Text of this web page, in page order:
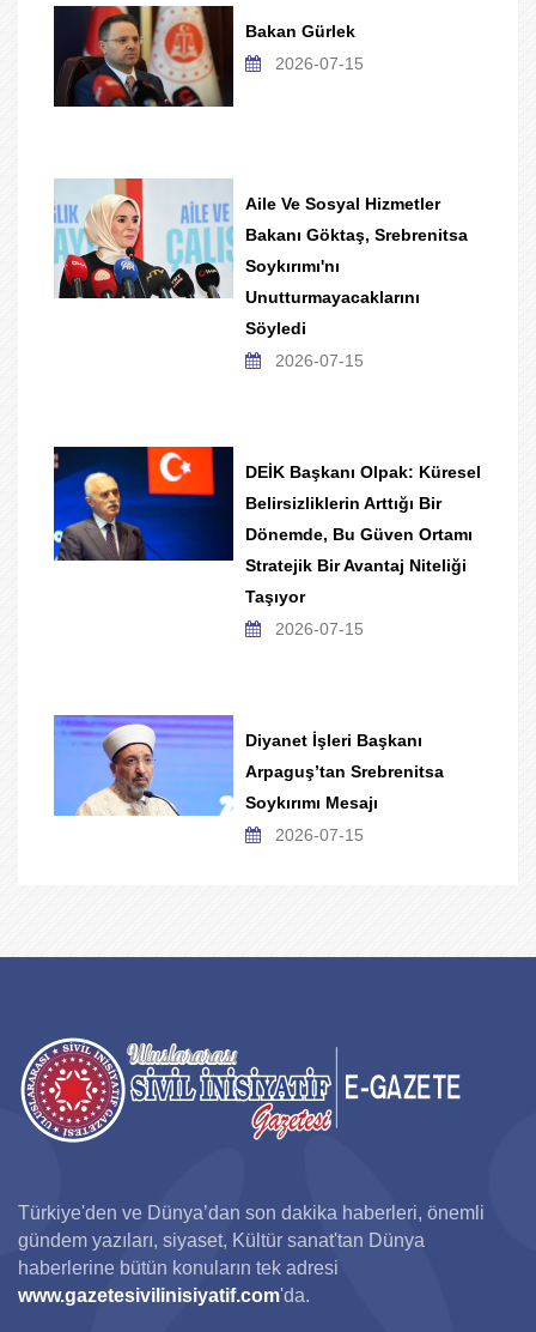
Bakan Gürlek
2026-07-15
Aile Ve Sosyal Hizmetler
Bakanı Göktaş, Srebrenitsa
Soykırımı'nı
Unutturmayacaklarını
Söyledi
2026-07-15
DEİK Başkanı Olpak: Küresel
Belirsizliklerin Arttığı Bir
Dönemde, Bu Güven Ortamı
Stratejik Bir Avantaj Niteliği
Taşıyor
2026-07-15
Diyanet İşleri Başkanı
Arpaguş’tan Srebrenitsa
Soykırımı Mesajı
2026-07-15
Türkiye'den ve Dünya’dan son dakika haberleri, önemli
gündem yazıları, siyaset, Kültür sanat'tan Dünya
haberlerine bütün konuların tek adresi
www.gazetesivilinisiyatif.com'da.